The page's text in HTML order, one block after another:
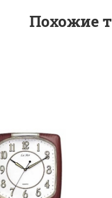
Похожие